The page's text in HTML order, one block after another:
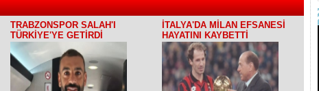
TRABZONSPOR SALAH'I
TÜRKİYE'YE GETİRDİ
İTALYA'DA MİLAN EFSANESİ
HAYATINI KAYBETTİ